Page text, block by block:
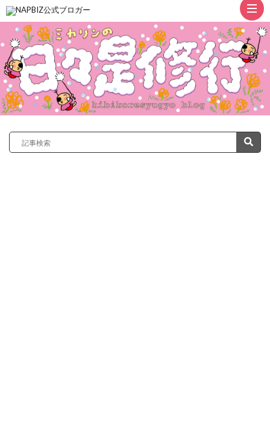
ト
ッ